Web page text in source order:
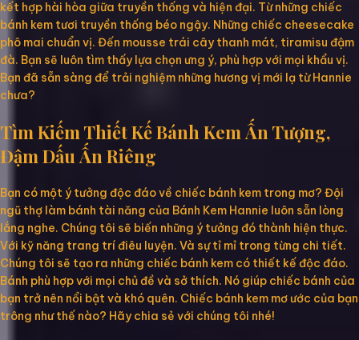
kết hợp hài hòa giữa truyền thống và hiện đại. Từ những chiếc
bánh kem tươi truyền thống béo ngậy. Những chiếc cheesecake
phô mai chuẩn vị. Đến mousse trái cây thanh mát, tiramisu đậm
đà. Bạn sẽ luôn tìm thấy lựa chọn ưng ý, phù hợp với mọi khẩu vị.
Bạn đã sẵn sàng để trải nghiệm những hương vị mới lạ từ Hannie
chưa?
Tìm Kiếm Thiết Kế Bánh Kem Ấn Tượng,
Đậm Dấu Ấn Riêng
Bạn có một ý tưởng độc đáo về chiếc bánh kem trong mơ? Đội
ngũ thợ làm bánh tài năng của Bánh Kem Hannie luôn sẵn lòng
lắng nghe. Chúng tôi sẽ biến những ý tưởng đó thành hiện thực.
Với kỹ năng trang trí điêu luyện. Và sự tỉ mỉ trong từng chi tiết.
Chúng tôi sẽ tạo ra những chiếc bánh kem có thiết kế độc đáo.
Bánh phù hợp với mọi chủ đề và sở thích. Nó giúp chiếc bánh của
bạn trở nên nổi bật và khó quên. Chiếc bánh kem mơ ước của bạn
trông như thế nào? Hãy chia sẻ với chúng tôi nhé!